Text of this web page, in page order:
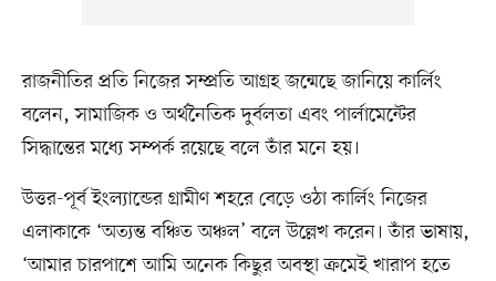
রাজনীতির প্রতি নিজের সম্প্রতি আগ্রহ জন্মেছে জানিয়ে কার্লিং
বলেন, সামাজিক ও অর্থনৈতিক দুর্বলতা এবং পার্লামেন্টের
সিদ্ধান্তের মধ্যে সম্পর্ক রয়েছে বলে তাঁর মনে হয়।
উত্তর-পূর্ব ইংল্যান্ডের গ্রামীণ শহরে বেড়ে ওঠা কার্লিং নিজের
এলাকাকে ‘অত্যন্ত বঞ্চিত অঞ্চল’ বলে উল্লেখ করেন। তাঁর ভাষায়,
‘আমার চারপাশে আমি অনেক কিছুর অবস্থা ক্রমেই খারাপ হতে